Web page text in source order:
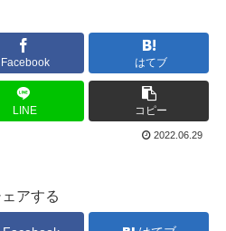
Facebook はてブ
LINE コピー
2022.06.29
ェアする